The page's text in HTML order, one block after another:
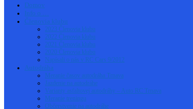
Domov
Info o …
Členovia klubu
2023 Členovia klubu
2022 Členovia klubu
2021 Členovia klubu
2020 Členovia klubu
Napísali o nás v RC Cars 9/2012
Autodráha
Meranie časov autodráha Trnava
Jazdenie na autodráhe
Varianty asfaltovej autodráhy – Auto RC Trnava
Meranie treningu
Občerstvenie na autodráhe